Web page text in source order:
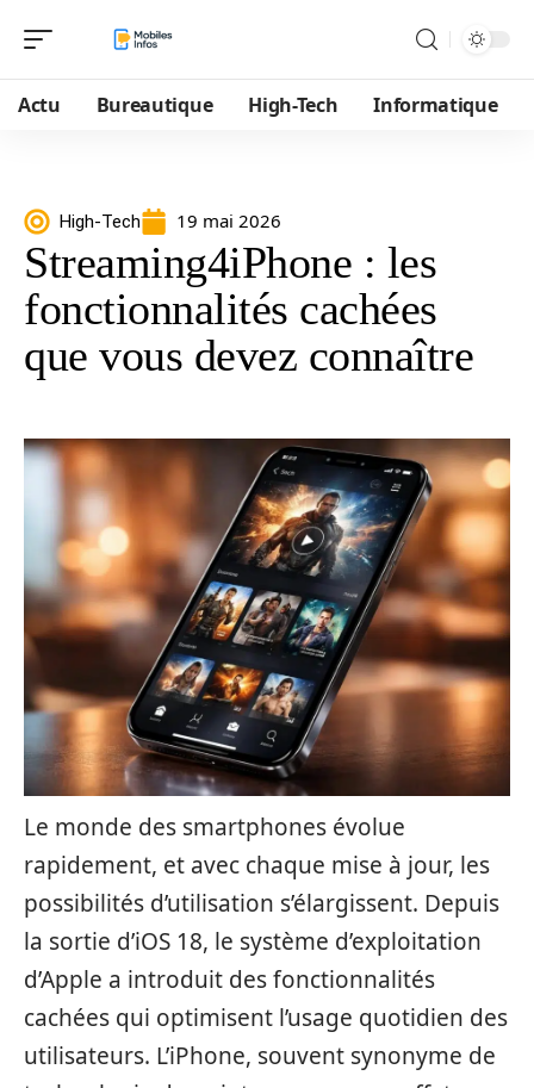
Actu Bureautique High-Tech Informatique
High-Tech 19 mai 2026
Streaming4iPhone : les
fonctionnalités cachées
que vous devez connaître
Le monde des smartphones évolue
rapidement, et avec chaque mise à jour, les
possibilités d’utilisation s’élargissent. Depuis
la sortie d’iOS 18, le système d’exploitation
d’Apple a introduit des fonctionnalités
cachées qui optimisent l’usage quotidien des
utilisateurs. L’iPhone, souvent synonyme de